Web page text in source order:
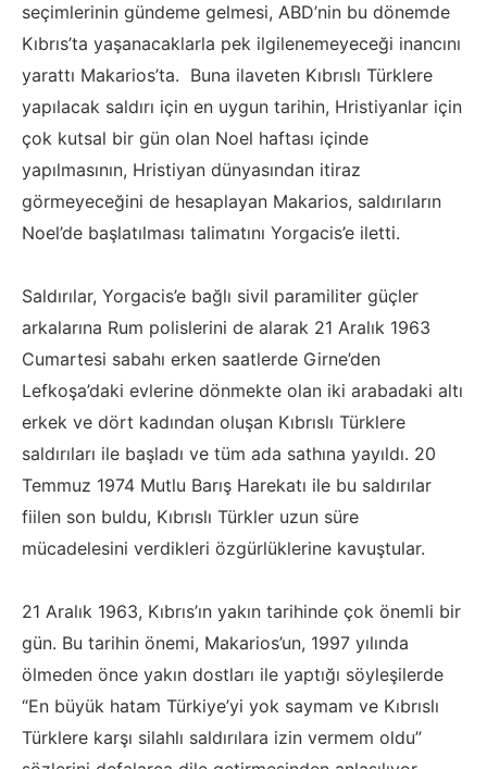
seçimlerinin gündeme gelmesi, ABD’nin bu dönemde
Kıbrıs’ta yaşanacaklarla pek ilgilenemeyeceği inancını
yarattı Makarios’ta. Buna ilaveten Kıbrıslı Türklere
yapılacak saldırı için en uygun tarihin, Hristiyanlar için
çok kutsal bir gün olan Noel haftası içinde
yapılmasının, Hristiyan dünyasından itiraz
görmeyeceğini de hesaplayan Makarios, saldırıların
Noel’de başlatılması talimatını Yorgacis’e iletti.
Saldırılar, Yorgacis’e bağlı sivil paramiliter güçler
arkalarına Rum polislerini de alarak 21 Aralık 1963
Cumartesi sabahı erken saatlerde Girne’den
Lefkoşa’daki evlerine dönmekte olan iki arabadaki altı
erkek ve dört kadından oluşan Kıbrıslı Türklere
saldırıları ile başladı ve tüm ada sathına yayıldı. 20
Temmuz 1974 Mutlu Barış Harekatı ile bu saldırılar
fiilen son buldu, Kıbrıslı Türkler uzun süre
mücadelesini verdikleri özgürlüklerine kavuştular.
21 Aralık 1963, Kıbrıs’ın yakın tarihinde çok önemli bir
gün. Bu tarihin önemi, Makarios’un, 1997 yılında
ölmeden önce yakın dostları ile yaptığı söyleşilerde
“En büyük hatam Türkiye’yi yok saymam ve Kıbrıslı
Türklere karşı silahlı saldırılara izin vermem oldu”